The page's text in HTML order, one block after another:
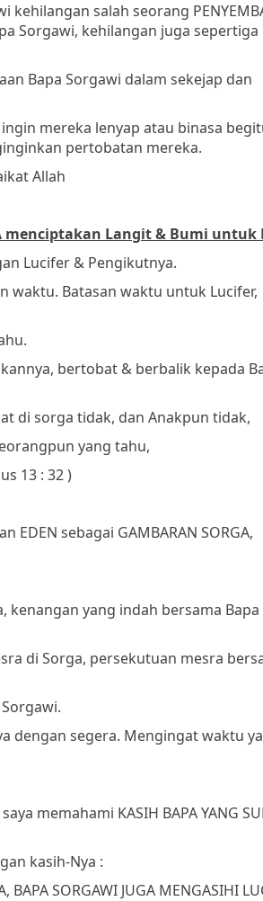
kehilangan salah seorang
Sorgawi, kehilangan juga sepertiga
Bapa Sorgawi dalam sekejap dan
mereka lenyap atau binasa
pertobatan mereka.
Allah
menciptakan Langit & Bumi untuk
Lucifer & Pengikutnya.
waktu. Batasan waktu untuk Lucifer,
bertobat & berbalik kepada
di sorga tidak, dan Anakpun tidak,
yang tahu,
13 : 32 )
EDEN sebagai GAMBARAN SORGA,
kenangan yang indah bersama Bapa
di Sorga, persekutuan mesra
dengan segera. Mengingat waktu
memahami KASIH BAPA YANG
kasih-Nya :
SORGAWI JUGA MENGASIHI